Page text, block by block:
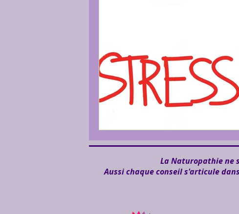
La Naturopathie ne
Aussi chaque conseil s'articule